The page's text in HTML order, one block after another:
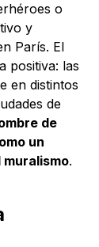
o
y
París. El
positiva: las
en distintos
de
de
un
.